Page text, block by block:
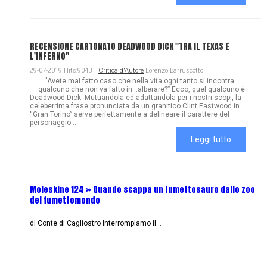
RECENSIONE CARTONATO DEADWOOD DICK "TRA IL TEXAS E
L'INFERNO"
29-07-2019 Hits:9043 Critica d'Autore Lorenzo Barruscotto
"Avete mai fatto caso che nella vita ogni tanto si incontra
qualcuno che non va fatto in…alberare?” Ecco, quel qualcuno è
Deadwood Dick. Mutuandola ed adattandola per i nostri scopi, la
celeberrima frase pronunciata da un granitico Clint Eastwood in
“Gran Torino” serve perfettamente a delineare il carattere del
personaggio...
Leggi tutto
Moleskine 124 » Quando scappa un fumettosauro dallo zoo
del fumettomondo
di Conte di Cagliostro Interrompiamo il…